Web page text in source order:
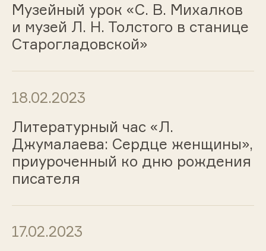
Музейный урок «С. В. Михалков
и музей Л. Н. Толстого в станице
Старогладовской»
18.02.2023
Литературный час «Л.
Джумалаева: Сердце женщины»,
приуроченный ко дню рождения
писателя
17.02.2023